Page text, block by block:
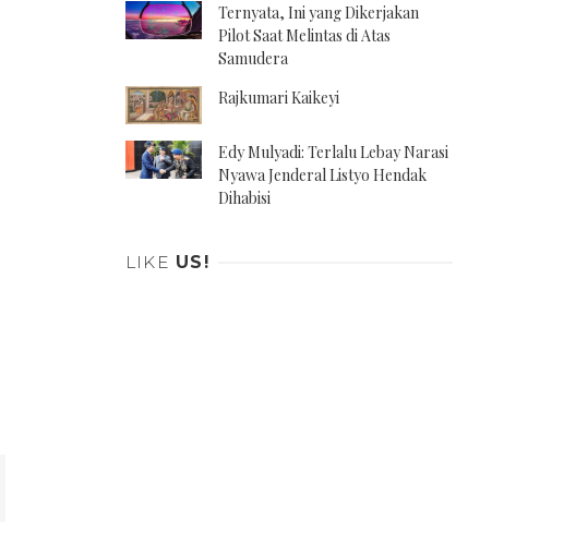
Ternyata, Ini yang Dikerjakan
Pilot Saat Melintas di Atas
Samudera
Rajkumari Kaikeyi
Edy Mulyadi: Terlalu Lebay Narasi
Nyawa Jenderal Listyo Hendak
Dihabisi
LIKE US!